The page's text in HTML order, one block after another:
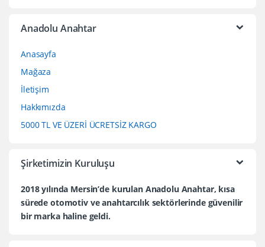
Anadolu Anahtar
Anasayfa
Mağaza
İletişim
Hakkımızda
5000 TL VE ÜZERİ ÜCRETSİZ KARGO
Şirketimizin Kuruluşu
2018 yılında Mersin’de kurulan Anadolu Anahtar, kısa
sürede otomotiv ve anahtarcılık sektörlerinde güvenilir
bir marka haline geldi.